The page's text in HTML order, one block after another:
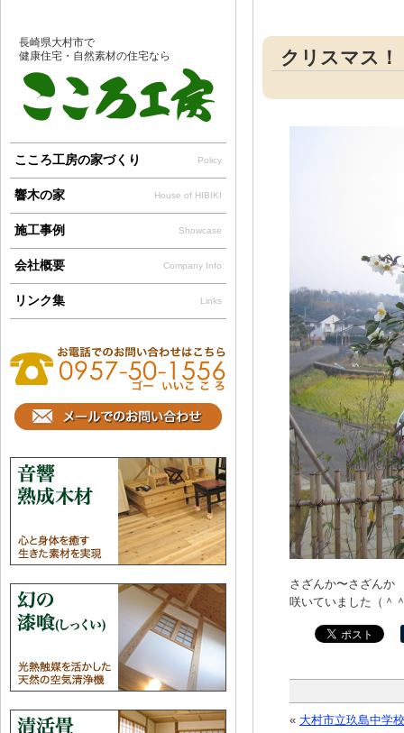
クリスマス！
さざんか〜さざん
咲いていました（＾
« 大村市立玖島中学
長崎県大村市で
健康住宅・自然素材の住宅なら
こころ工房の家づくり Policy
響木の家 House of HIBIKI
施工事例 Showcase
会社概要 Company Info
リンク集 Links